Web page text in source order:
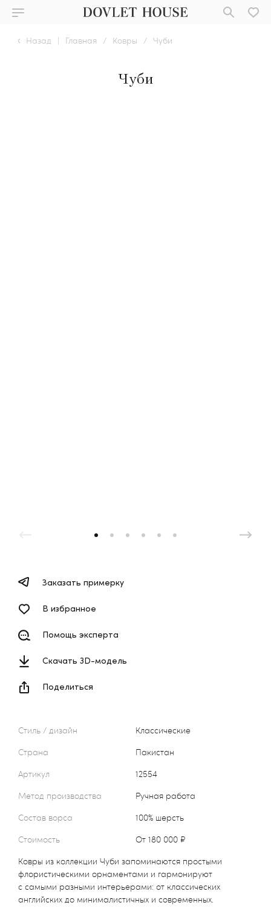
Назад | Главная / Ковры / Чуби
Чуби
Стиль / дизайн
Классические
Страна
Пакистан
Артикул
12554
Метод производства
Ручная работа
Состав ворса
100% шерсть
Стоимость
от 180 000 ₽
Ковры из коллекции Чуби запоминаются простыми
флористическими орнаментами и гармонируют
с самыми разными интерьерами: от классических
английских до минималистичных и современных.
Заказать примерку
В избранное
Помощь эксперта
Скачать 3D-модель
Поделиться